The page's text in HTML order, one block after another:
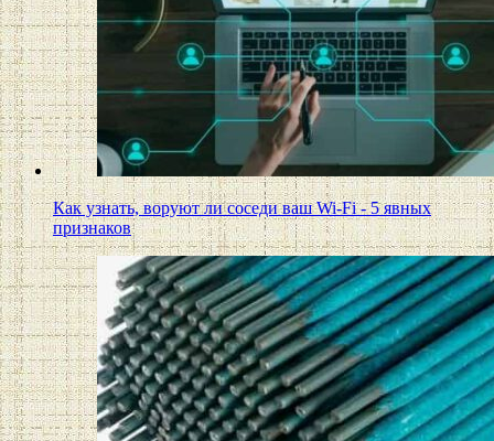
Как узнать, воруют ли соседи ваш Wi-Fi - 5 явных
признаков